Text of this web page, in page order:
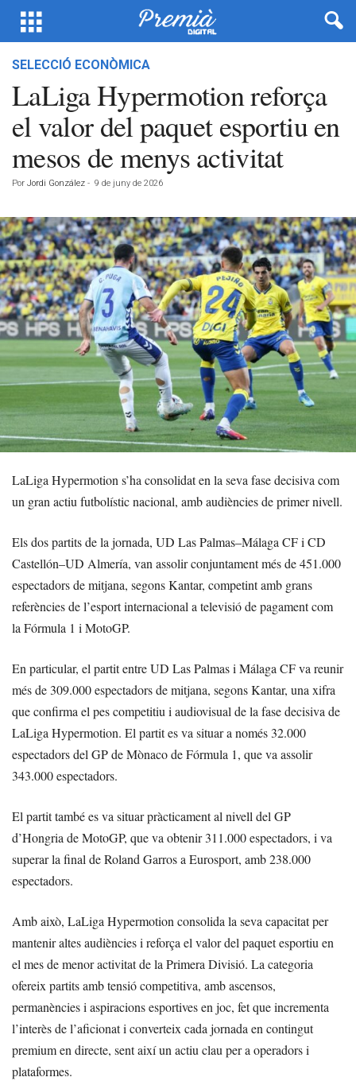
SELECCIÓ ECONÒMICA
LaLiga Hypermotion reforça
el valor del paquet esportiu en
mesos de menys activitat
Por Jordi González - 9 de juny de 2026
LaLiga Hypermotion s’ha consolidat en la seva fase decisiva com
un gran actiu futbolístic nacional, amb audiències de primer nivell.
Els dos partits de la jornada, UD Las Palmas–Málaga CF i CD
Castellón–UD Almería, van assolir conjuntament més de 451.000
espectadors de mitjana, segons Kantar, competint amb grans
referències de l’esport internacional a televisió de pagament com
la Fórmula 1 i MotoGP.
En particular, el partit entre UD Las Palmas i Málaga CF va reunir
més de 309.000 espectadors de mitjana, segons Kantar, una xifra
que confirma el pes competitiu i audiovisual de la fase decisiva de
LaLiga Hypermotion. El partit es va situar a només 32.000
espectadors del GP de Mònaco de Fórmula 1, que va assolir
343.000 espectadors.
El partit també es va situar pràcticament al nivell del GP
d’Hongria de MotoGP, que va obtenir 311.000 espectadors, i va
superar la final de Roland Garros a Eurosport, amb 238.000
espectadors.
Amb això, LaLiga Hypermotion consolida la seva capacitat per
mantenir altes audiències i reforça el valor del paquet esportiu en
el mes de menor activitat de la Primera Divisió. La categoria
ofereix partits amb tensió competitiva, amb ascensos,
permanències i aspiracions esportives en joc, fet que incrementa
l’interès de l’aficionat i converteix cada jornada en contingut
premium en directe, sent així un actiu clau per a operadors i
plataformes.